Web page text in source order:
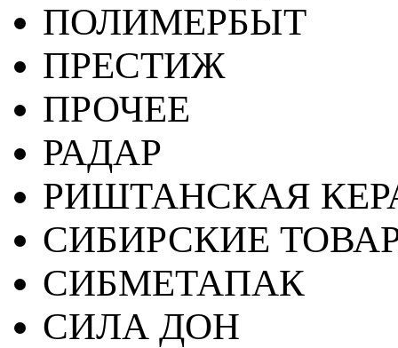
ПОЛИМЕРБЫТ
ПРЕСТИЖ
ПРОЧЕЕ
РАДАР
РИШТАНСКАЯ
СИБИРСКИЕ
СИБМЕТАПАК
СИЛА ДОН